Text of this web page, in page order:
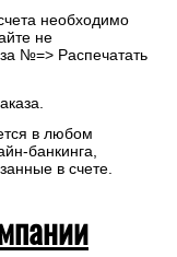
необходимо
не
№=> Распечатать
в любом
банкинга,
в счете.